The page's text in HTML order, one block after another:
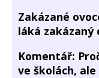
Zakázané
láká zakázaný
Komentář:
ve školách,